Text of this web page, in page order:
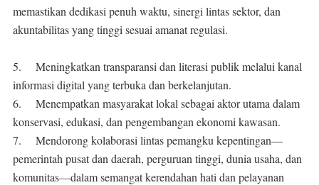
memastikan dedikasi penuh waktu, sinergi lintas sektor, dan
akuntabilitas yang tinggi sesuai amanat regulasi.
5.
Meningkatkan transparansi dan literasi publik melalui kanal
informasi digital yang terbuka dan berkelanjutan.
6.
Menempatkan masyarakat lokal sebagai aktor utama dalam
konservasi, edukasi, dan pengembangan ekonomi kawasan.
7.
Mendorong kolaborasi lintas pemangku kepentingan—
pemerintah pusat dan daerah, perguruan tinggi, dunia usaha, dan
komunitas—dalam semangat kerendahan hati dan pelayanan